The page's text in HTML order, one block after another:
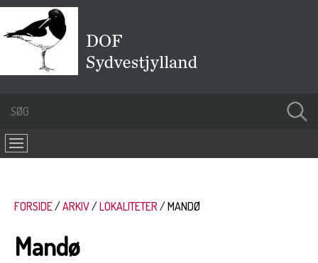
FORSIDE ARKIV LOKALITETER MANDØ
Mandø